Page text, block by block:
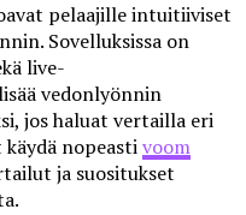
pelaajille intuitiiviset
Sovelluksissa on
live-
vedonlyönnin
jos haluat vertailla eri
nopeastivoom
ja suositukset